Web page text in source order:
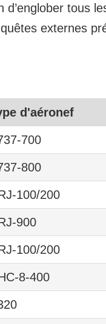
tous
externes
d'aéronef
700
800
100/200
900
100/200
8-400